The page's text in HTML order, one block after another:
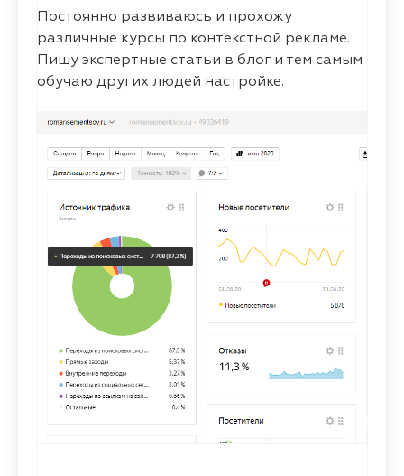
Постоянно развиваюсь и прохожу
различные курсы по контекстной рекламе.
Пишу экспертные статьи в блог и тем самым
обучаю других людей настройке.